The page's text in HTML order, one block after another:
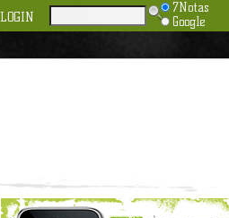
LOGIN
7Notas
Google